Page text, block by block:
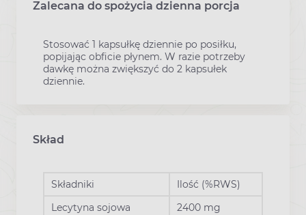
Zalecana do spożycia dzienna porcja
Stosować 1 kapsułkę dziennie po posiłku,
popijając obficie płynem. W razie potrzeby
dawkę można zwiększyć do 2 kapsułek
dziennie.
Skład
Składniki
Ilość (%RWS)
Lecytyna sojowa
2400 mg